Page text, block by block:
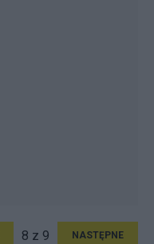
8 z 9 NASTĘPNE